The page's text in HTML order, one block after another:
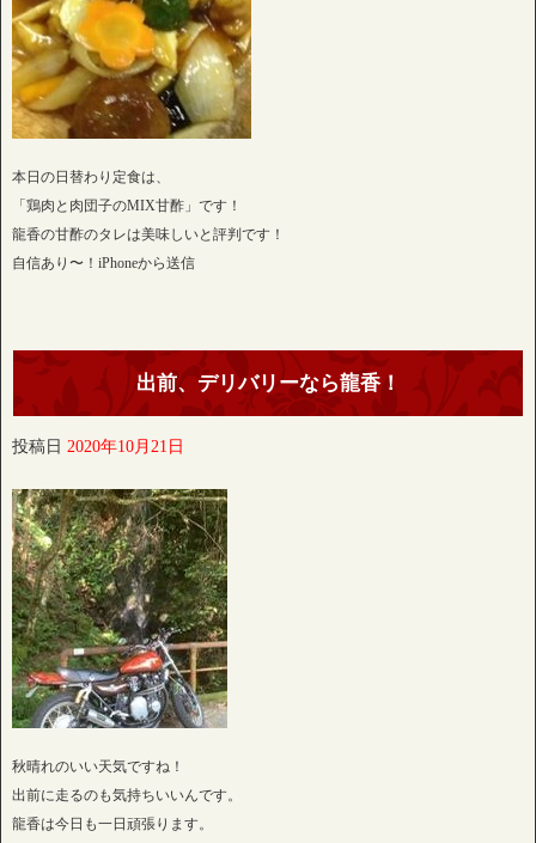
本日の日替わり定食は、
「鶏肉と肉団子のMIX甘酢」です！
龍香の甘酢のタレは美味しいと評判です！
自信あり〜！iPhoneから送信
出前、デリバリーなら龍香！
投稿日 2020年10月21日
秋晴れのいい天気ですね！
出前に走るのも気持ちいいんです。
龍香は今日も一日頑張ります。